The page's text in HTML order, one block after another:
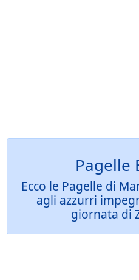
Pagelle
Ecco le Pagelle di
agli azzurri
giornata di